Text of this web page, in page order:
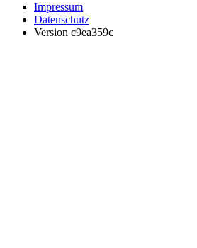
Impressum
Datenschutz
Version c9ea359c